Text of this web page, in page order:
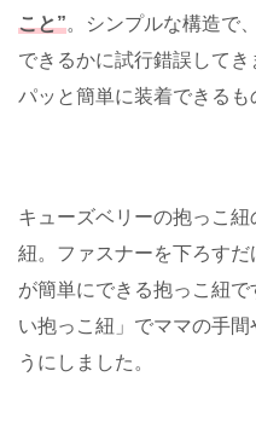
こと”。シンプルな構造で
できるかに試行錯誤してき
パッと簡単に装着できるも
キューズベリーの抱っこ
紐。ファスナーを下ろす
が簡単にできる抱っこ紐
い抱っこ紐」でママの手
うにしました。